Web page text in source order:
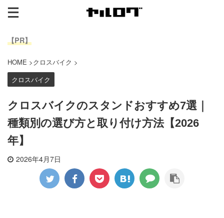
【PR】
HOME >クロスバイク >
クロスバイク
クロスバイクのスタンドおすすめ7選｜
種類別の選び方と取り付け方法【2026
年】
2026年4月7日